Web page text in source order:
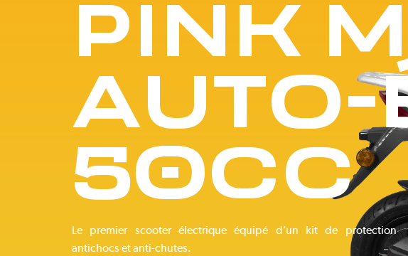
Voir tous nos scooters électriques
F77 Mach 2
Voir toutes nos motos électriques
PINK
AUTO-
50CC
Le premier scooter électrique équipé d’un kit de protection
antichocs et anti-chutes.